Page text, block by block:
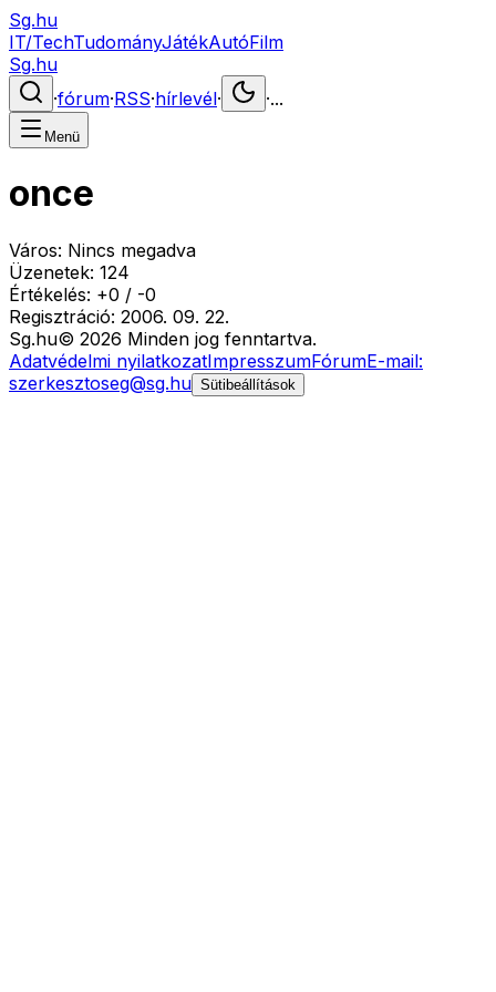
Sg.hu
IT/TechTudományJátékAutóFilm
Sg.hu
·fórum·RSS·hírlevél· ·...
Menü
once
Város: Nincs megadva
Üzenetek: 124
Értékelés: +0 / -0
Regisztráció: 2006. 09. 22.
Sg.hu© 2026 Minden jog fenntartva.
Adatvédelmi nyilatkozatImpresszumFórumE-mail:
szerkesztoseg@sg.hu Sütibeállítások